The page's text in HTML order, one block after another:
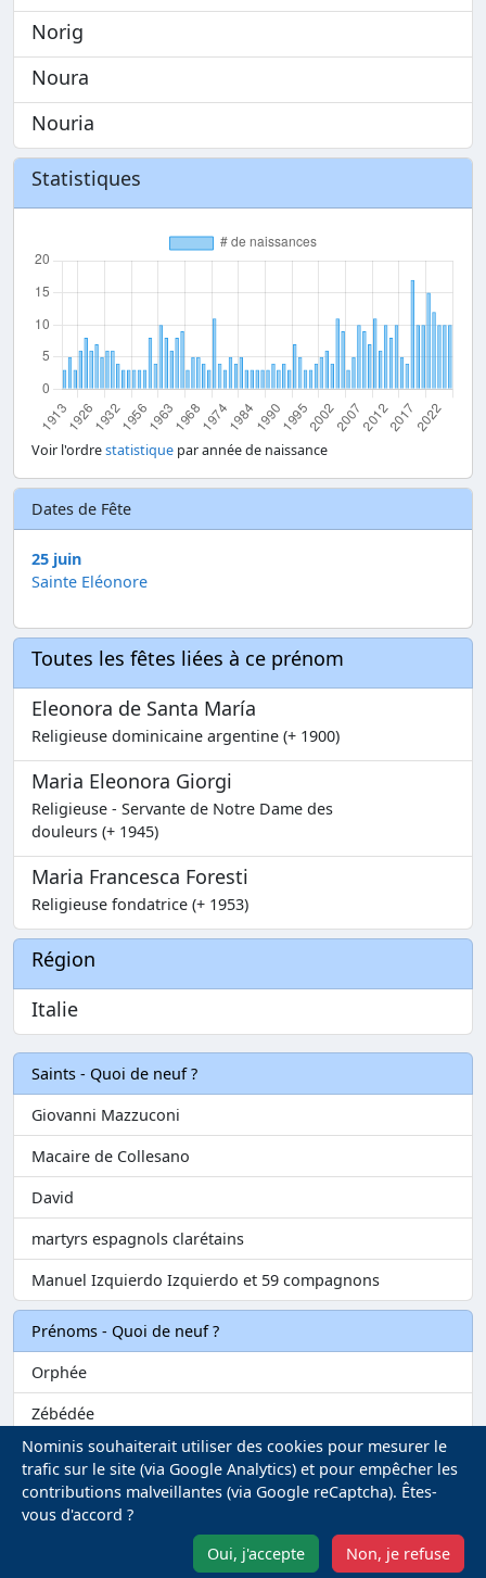
Norig
Noura
Nouria
Statistiques
Voir l'ordrestatistique par année de naissance
Dates de Fête
25 juin
Sainte Eléonore
Toutes les fêtes liées à ce prénom
Eleonora de Santa María
Religieuse dominicaine argentine (+ 1900)
Maria Eleonora Giorgi
Religieuse - Servante de Notre Dame des
douleurs (+ 1945)
Maria Francesca Foresti
Religieuse fondatrice (+ 1953)
Région
Italie
Saints - Quoi de neuf ?
Giovanni Mazzuconi
Macaire de Collesano
David
martyrs espagnols clarétains
Manuel Izquierdo Izquierdo et 59 compagnons
Prénoms - Quoi de neuf ?
Orphée
Zébédée
Melvil
Matilin
Mentions légales-Gestion des Cookies
Nominis souhaiterait utiliser des cookies pour mesurer le
trafic sur le site (via Google Analytics) et pour empêcher les
contributions malveillantes (via Google reCaptcha). Êtes-
vous d'accord ?
Oui, j'accepte
Non, je refuse